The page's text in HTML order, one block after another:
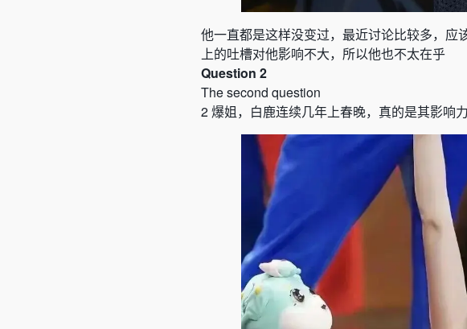
他一直都是这样没变过，最近讨论比较多，
上的吐槽对他影响不大，所以他也不太在乎
Question 2
The second question
2爆姐，白鹿连续几年上春晚，真的是其影响